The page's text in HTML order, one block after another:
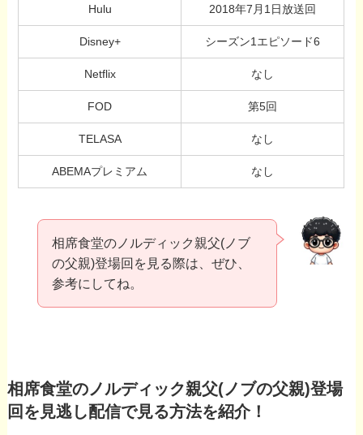
Hulu 2018年7月1日放送回
Disney+ シーズン1エピソード6
Netflix なし
FOD 第5回
TELASA なし
ABEMAプレミアム なし
相席食堂のノルディック親父(ノブ
の父親)登場回を見る際は、ぜひ、
参考にしてね。
相席食堂のノルディック親父(ノブの父親)登場
回を見逃し配信で見る方法を紹介！